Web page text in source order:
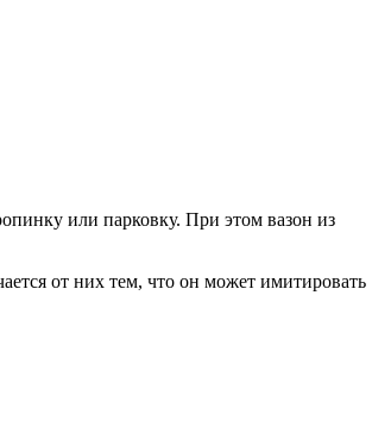
или парковку. При этом вазон из
от них тем, что он может имитировать